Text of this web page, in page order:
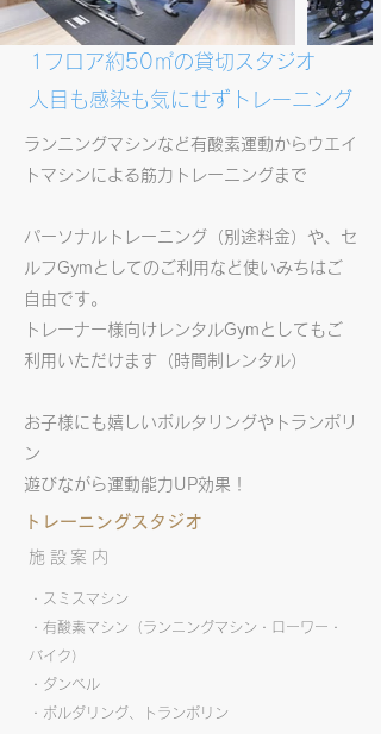
1フロア約50㎡の貸切スタジオ
人目も感染も気にせずトレーニング
​トレーニングスタジオ
施設案内
・スミスマシン
・有酸素マシン（ランニングマシン・ローワー・
バイク）
・ダンベル
・ボルダリング、トランポリン
ランニングマシンなど有酸素運動からウエイ
トマシンによる筋力トレーニングまで
パーソナルトレーニング（別途料金）や、セ
ルフGymとしてのご利用など使いみちはご
自由です。
トレーナー様向けレンタルGymとして ​もご
利用いただけます（時間制レンタル）
お子様にも嬉しいボルタリングやトランポリ
ン
遊びながら運動能力UP効果！